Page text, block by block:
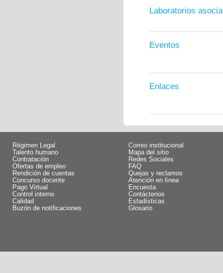
Laboratorios
Eventos
Enlaces
Régimen Legal
Talento humano
Contratación
Ofertas de empleo
Rendición de cuentas
Concurso docente
Pago Virtual
Control interno
Calidad
Buzón de notificaciones
Correo institucional
Mapa del sitio
Redes Sociales
FAQ
Quejas y reclamos
Atención en línea
Encuesta
Contáctenos
Estadísticas
Glosario